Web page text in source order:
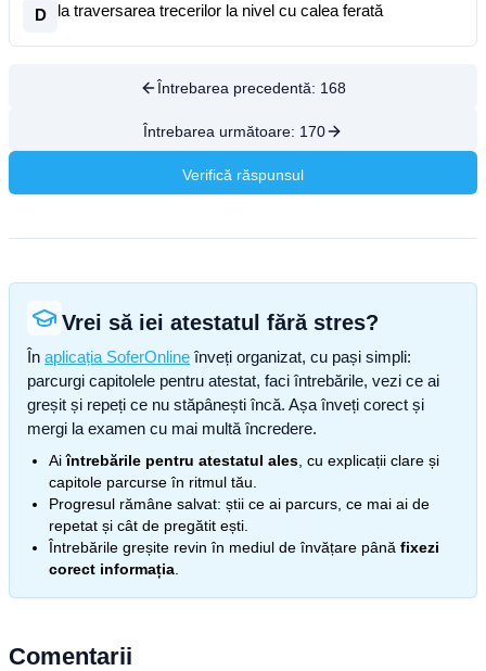
D la traversarea trecerilor la nivel cu calea ferată
Întrebarea precedentă: 168
Întrebarea următoare: 170
Verifică răspunsul
Vrei să iei atestatul fără stres?
În aplicația SoferOnline înveți organizat, cu pași simpli:
parcurgi capitolele pentru atestat, faci întrebările, vezi ce ai
greșit și repeți ce nu stăpânești încă. Așa înveți corect și
mergi la examen cu mai multă încredere.
Aiîntrebările pentru atestatul ales , cu explicații clare și
capitole parcurse în ritmul tău.
Progresul rămâne salvat: știi ce ai parcurs, ce mai ai de
repetat și cât de pregătit ești.
Întrebările greșite revin în mediul de învățare până fixezi
corect informația
Comentarii